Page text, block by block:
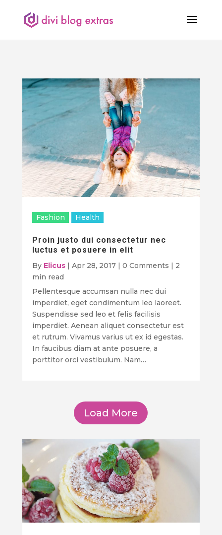
Fashion Health
Proin justo dui consectetur nec
luctus et posuere in elit
By Elicus| Apr 28, 2017| 0 Comments | 2
min read
Pellentesque accumsan nulla nec dui
imperdiet, eget condimentum leo laoreet.
Suspendisse sed leo et felis facilisis
imperdiet. Aenean aliquet consectetur est
et rutrum. Vivamus varius ut ex id egestas.
In faucibus diam at ante posuere, a
porttitor orci vestibulum. Nam…
Load More